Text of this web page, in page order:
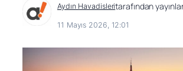
Aydın Havadisleritarafından
11 Mayıs 2026, 12:01